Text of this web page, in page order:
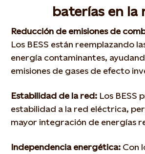
baterías en la
Reducción de emisiones de
Los BESS están reemplazando
energía contaminantes,
emisiones de gases de efecto
Estabilidad de la red: Los BESS
estabilidad a la red eléctrica,
mayor integración de energías
Independencia energética: Con